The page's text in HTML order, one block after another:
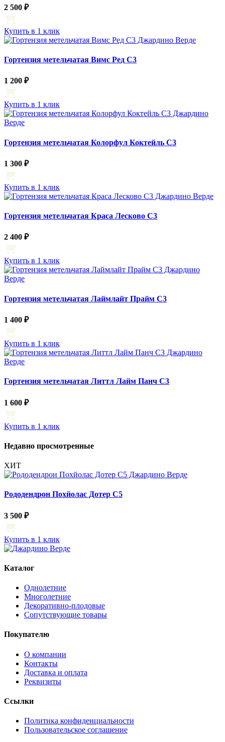
2 500 ₽
Купить в 1 клик
Гортензия метельчатая Вимс Ред С3
1 200 ₽
Купить в 1 клик
Гортензия метельчатая Колорфул Коктейль С3
1 300 ₽
Купить в 1 клик
Гортензия метельчатая Краса Лесково С3
2 400 ₽
Купить в 1 клик
Гортензия метельчатая Лаймлайт Прайм С3
1 400 ₽
Купить в 1 клик
Гортензия метельчатая Литтл Лайм Панч С3
1 600 ₽
Купить в 1 клик
Недавно просмотренные
ХИТ
Рододендрон Похйолас Дотер С5
3 500 ₽
Купить в 1 клик
Каталог
Однолетние
Многолетние
Декоративно-плодовые
Сопутствующие товары
Покупателю
О компании
Контакты
Доставка и оплата
Реквизиты
Ссылки
Политика конфиденциальности
Пользовательское соглашение